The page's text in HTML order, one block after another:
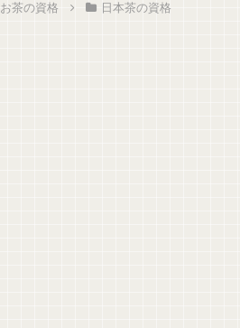
お茶の資格 日本茶の資格